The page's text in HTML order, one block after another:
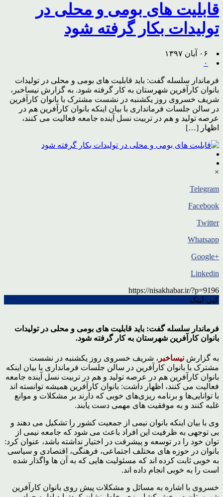
قابلیت های بومی و محلی در
تولیدات بکار گرفته شود
۰۶ آبان ۱۳۹۷
۰
فرماندار سلسله گفت: باید قابلیت های بومی و محلی در تولیدات
بانوان کارآفرین شهرستان به کار گرفته شود. به گزارش نیساخبر،
شریف خسروی روز یکشنبه در نشست مشترک با بانوان کارآفرین
در سالن جلسات فرمانداری با بیان اینکه بانوان کارآفرین هم در
عرصه تولید و هم در تربیت نسل آینده جامعه فعالیت می کنند،
اظهار […]
×
Telegram
Facebook
Twitter
Whatsapp
+Google
Linkedin
https://nisakhabar.ir/?p=9196
کپی لینک
فرماندار سلسله گفت: باید قابلیت های بومی و محلی در تولیدات
بانوان کارآفرین شهرستان به کار گرفته شود.
به گزارش نیساخبر ، شریف خسروی روز یکشنبه در نشست
مشترک با بانوان کارآفرین در سالن جلسات فرمانداری با بیان اینکه
بانوان کارآفرین هم در عرصه تولید و هم در تربیت نسل آینده جامعه
فعالیت می کنند، اظهار داشت: بانوان کارآفرین همیشه توانسته اند
با توانایی‌ها و برنامه ریزی‌های خوبی که دارند بر مشکلات و موانع
غلبه کنند و به موفقیت های مهمی دست یابند.
وی با بیان اینکه بانوان نیمی از جمعیت کشور را تشکیل می دهند و
بی توجهی به ظرفیت این افراد باعث می شود که جامعه نیمی از
توان خود را در توسعه و پیشرفت در اختیار نداشته باشد، عنوان کرد:
بانوان در حوزه های مختلف اجتماعی، فرهنگی، اقتصادی و سیاسی
به خوبی ثابت کرده اند که مسئولیت هایی که به آن ها واگذار شده
است را به خوبی انجام داده اند.
خسروی با اشاره به مسائل و مشکلات پیش روی بانوان کارآفرین